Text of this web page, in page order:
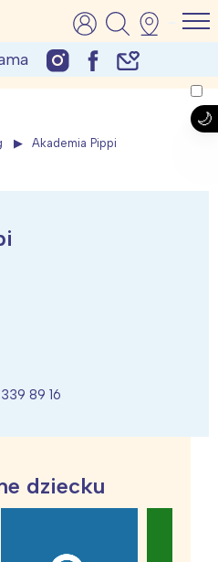
imprezy rodzinne
Akademia Pippi
89 16
dziecku